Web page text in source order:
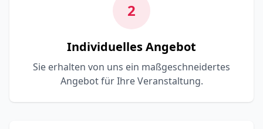
2
Individuelles Angebot
Sie erhalten von uns ein maßgeschneidertes
Angebot für Ihre Veranstaltung.